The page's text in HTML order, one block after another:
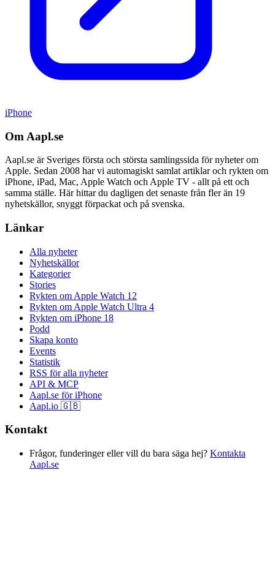
iPhone
Om Aapl.se
Aapl.se är Sveriges första och största samlingssida för nyheter om
Apple. Sedan 2008 har vi automagiskt samlat artiklar och rykten om
iPhone, iPad, Mac, Apple Watch och Apple TV - allt på ett och
samma ställe. Här hittar du dagligen det senaste från fler än 19
nyhetskällor, snyggt förpackat och på svenska.
Länkar
Alla nyheter
Nyhetskällor
Kategorier
Stories
Rykten om Apple Watch 12
Rykten om Apple Watch Ultra 4
Rykten om iPhone 18
Podd
Skapa konto
Events
Statistik
RSS för alla nyheter
API & MCP
Aapl.se för iPhone
Aapl.io 🇬🇧
Kontakt
Frågor, funderinger eller vill du bara säga hej? Kontakta
Aapl.se